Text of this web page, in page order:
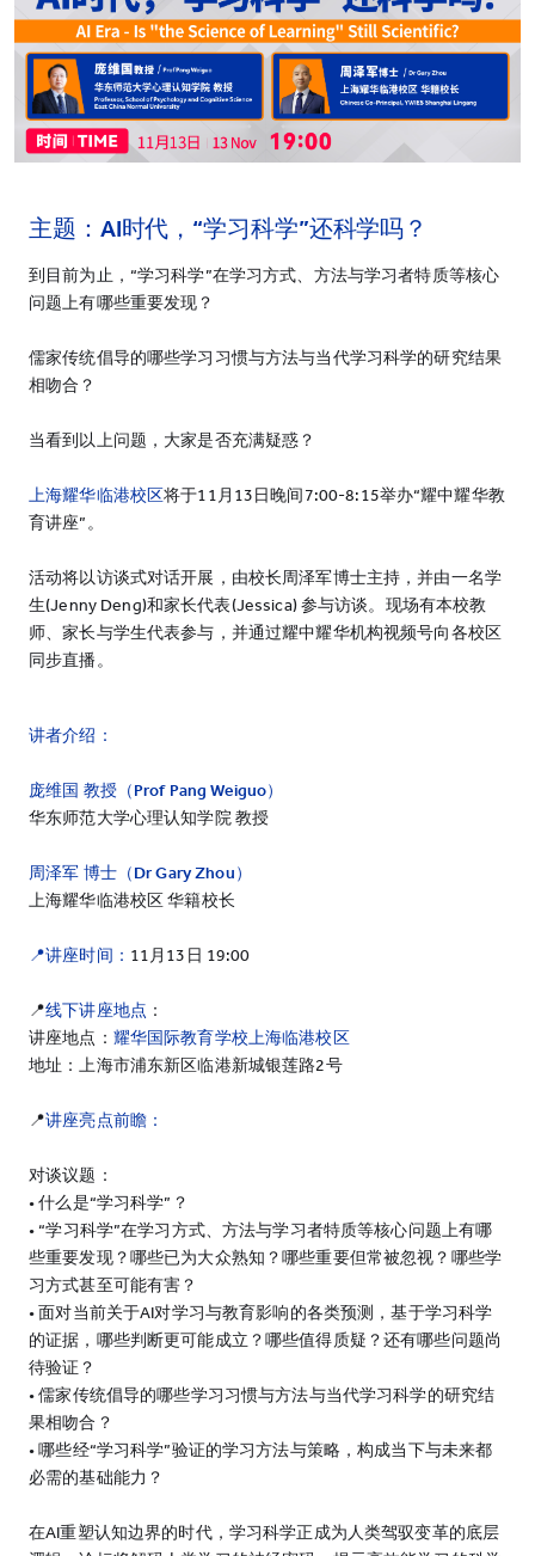
主题： AI时代，“学习科学”还科学吗？
到目前为止，“学习科学”在学习方式、方法与学习者特质等核心
问题上有哪些重要发现？
儒家传统倡导的哪些学习习惯与方法与当代学习科学的研究结果
相吻合？
当看到以上问题，大家是否充满疑惑？
上海耀华临港校区将于11月13日晚间7:00-8:15举办“耀中耀华教
育讲座”。
活动将以访谈式对话开展，由校长周泽军博士主持，并由一名学
生(Jenny Deng)和家长代表(Jessica) 参与访谈。现场有本校教
师、家长与学生代表参与，并通过耀中耀华机构视频号向各校区
同步直播。
讲者介绍：
庞维国 教授（Prof Pang Weiguo）
华东师范大学心理认知学院 教授
周泽军 博士（Dr Gary Zhou）
上海耀华临港校区 华籍校长
📍讲座时间： 11月13日 19:00
📍线下讲座地点 ：
讲座地点： 耀华国际教育学校上海临港校区
地址：上海市浦东新区临港新城银莲路2号
📍讲座亮点前瞻：
对谈议题：
• 什么是“学习科学”？
• “学习科学”在学习方式、方法与学习者特质等核心问题上有哪
些重要发现？哪些已为大众熟知？哪些重要但常被忽视？哪些学
习方式甚至可能有害？
• 面对当前关于AI对学习与教育影响的各类预测，基于学习科学
的证据，哪些判断更可能成立？哪些值得质疑？还有哪些问题尚
待验证？
• 儒家传统倡导的哪些学习习惯与方法与当代学习科学的研究结
果相吻合？
• 哪些经“学习科学”验证的学习方法与策略，构成当下与未来都
必需的基础能力？
在AI重塑认知边界的时代，学习科学正成为人类驾驭变革的底层